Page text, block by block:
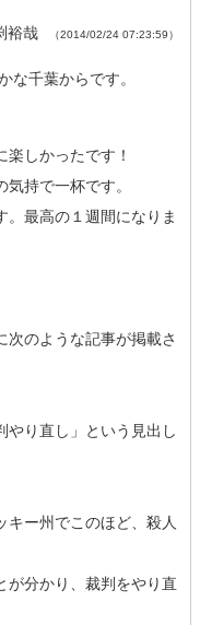
哉 （2014/02/24 07:23:59）
な千葉からです。
しかったです！
持で一杯です。
。最高の１週間になりま
次のような記事が掲載さ
やり直し」という見出し
キー州でこのほど、殺人
が分かり、裁判をやり直